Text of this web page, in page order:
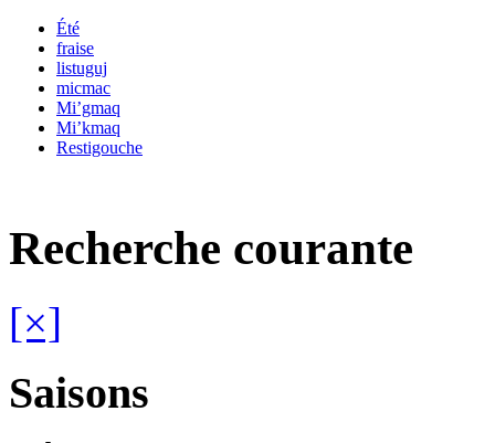
Été
fraise
listuguj
micmac
Mi’gmaq
Mi’kmaq
Restigouche
Recherche courante
[×]
Saisons